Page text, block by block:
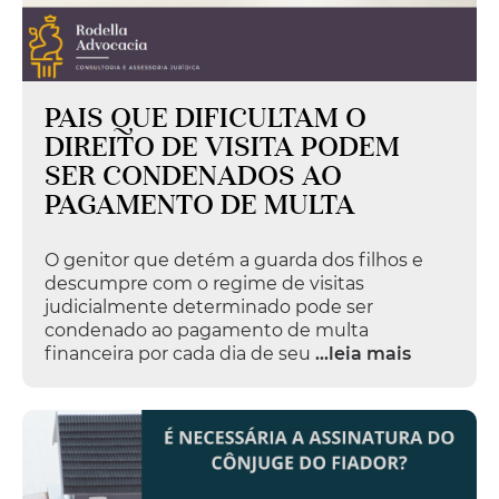
PAIS QUE DIFICULTAM O
DIREITO DE VISITA PODEM
SER CONDENADOS AO
PAGAMENTO DE MULTA
O genitor que detém a guarda dos filhos e
descumpre com o regime de visitas
judicialmente determinado pode ser
condenado ao pagamento de multa
financeira por cada dia de seu ...leia mais